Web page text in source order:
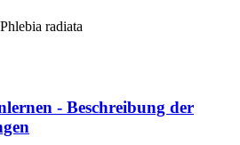
- Beschreibung der